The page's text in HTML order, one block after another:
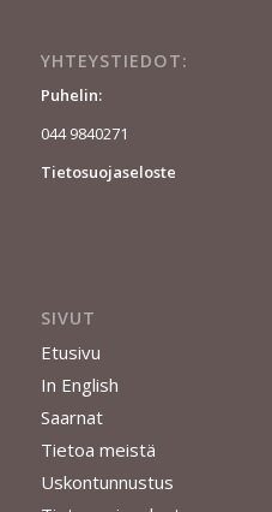
YHTEYSTIEDOT:
Puhelin:
044 9840271
Tietosuojaseloste
SIVUT
Etusivu
In English
Saarnat
Tietoa meistä
Uskontunnustus